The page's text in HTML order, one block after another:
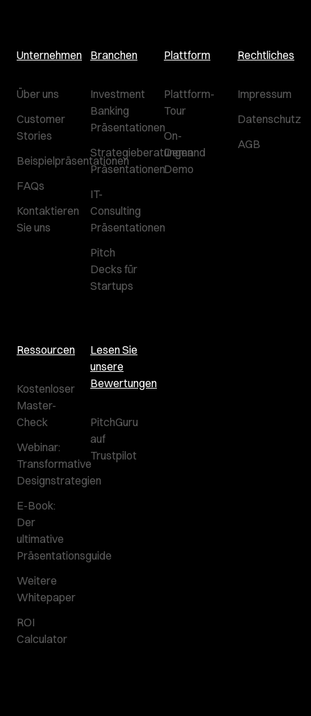
Unternehmen
Über uns
Customer
Stories
Beispielpräsentationen
FAQs
Kontaktieren
Sie uns
Branchen
Investment
Banking
Präsentationen
Strategieberatungen
Präsentationen
IT-
Consulting
Präsentationen
Pitch
Decks für
Startups
Plattform
Plattform-
Tour
On-
Demand
Demo
Rechtliches
Impressum
Datenschutz
AGB
Ressourcen
Kostenloser
Master-
Check
Webinar:
Transformative
Designstrategien
E-Book:
Der
ultimative
Präsentationsguide
Weitere
Whitepaper
ROI
Calculator
Lesen Sie
unsere
Bewertungen
PitchGuru
auf
Trustpilot